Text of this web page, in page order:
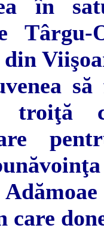
în
din
troiţă
care